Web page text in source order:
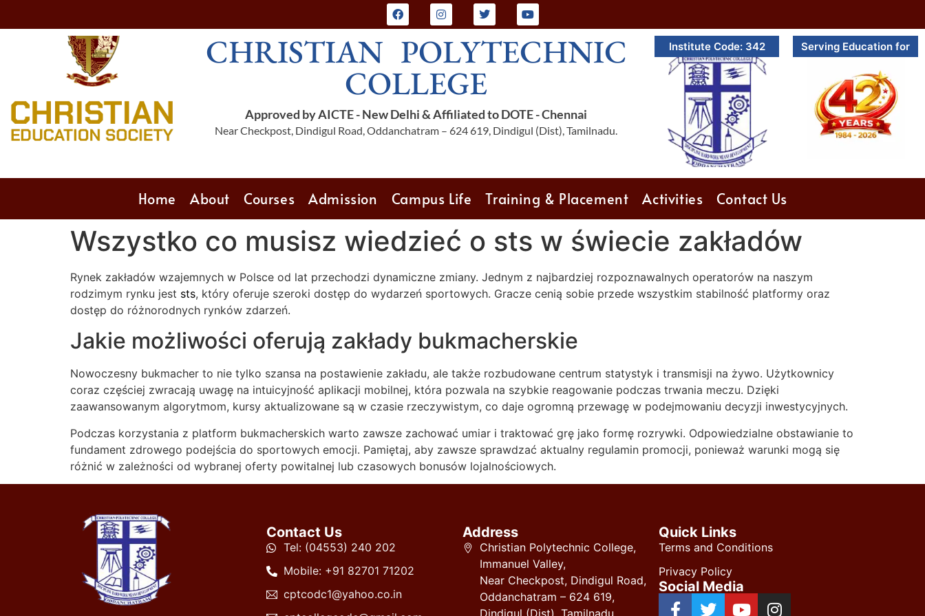
CHRISTIAN POLYTECHNIC
COLLEGE
Approved by AICTE - New Delhi & Affiliated to DOTE - Chennai
Near Checkpost, Dindigul Road, Oddanchatram – 624 619, Dindigul (Dist), Tamilnadu.
Institute Code: 342 Serving Education for
Home About Courses Admission Campus Life Training & Placement Activities Contact Us
Wszystko co musisz wiedzieć o sts w świecie zakładów
Rynek zakładów wzajemnych w Polsce od lat przechodzi dynamiczne zmiany. Jednym z najbardziej rozpoznawalnych operatorów na naszym
rodzimym rynku jest sts, który oferuje szeroki dostęp do wydarzeń sportowych. Gracze cenią sobie przede wszystkim stabilność platformy oraz
dostęp do różnorodnych rynków zdarzeń.
Jakie możliwości oferują zakłady bukmacherskie
Nowoczesny bukmacher to nie tylko szansa na postawienie zakładu, ale także rozbudowane centrum statystyk i transmisji na żywo. Użytkownicy
coraz częściej zwracają uwagę na intuicyjność aplikacji mobilnej, która pozwala na szybkie reagowanie podczas trwania meczu. Dzięki
zaawansowanym algorytmom, kursy aktualizowane są w czasie rzeczywistym, co daje ogromną przewagę w podejmowaniu decyzji inwestycyjnych.
Podczas korzystania z platform bukmacherskich warto zawsze zachować umiar i traktować grę jako formę rozrywki. Odpowiedzialne obstawianie to
fundament zdrowego podejścia do sportowych emocji. Pamiętaj, aby zawsze sprawdzać aktualny regulamin promocji, ponieważ warunki mogą się
różnić w zależności od wybranej oferty powitalnej lub czasowych bonusów lojalnościowych.
Contact Us
Tel: (04553) 240 202
Mobile: +91 82701 71202
cptcodc1@yahoo.co.in
Address
Christian Polytechnic College,
Immanuel Valley,
Near Checkpost, Dindigul Road,
Oddanchatram – 624 619,
Quick Links
Terms and Conditions
Privacy Policy
Social Media